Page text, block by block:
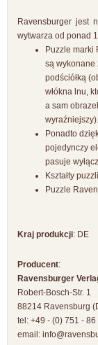
Ravensburger jest
wytwarza od ponad
Puzzle marki
są wykonane
podściółką
włókna lnu,
a sam
wyraźniejszy).
Ponadto
pojedynczy
pasuje
Kształty
Puzzle
Kraj produkcji: DE
Producent:
Ravensburger
Robert-Bosch-Str. 1
88214 Ravensburg
tel: +49 - (0) 751 - 86
email: